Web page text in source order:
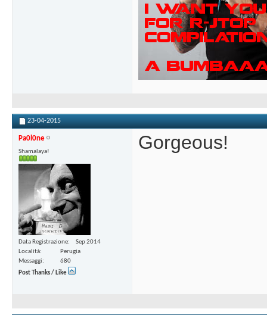
23-04-2015
Pa0l0ne
Shamalaya!
Data Registrazione
Sep 2014
Località
Perugia
Messaggi
680
Post Thanks / Like
Gorgeous!